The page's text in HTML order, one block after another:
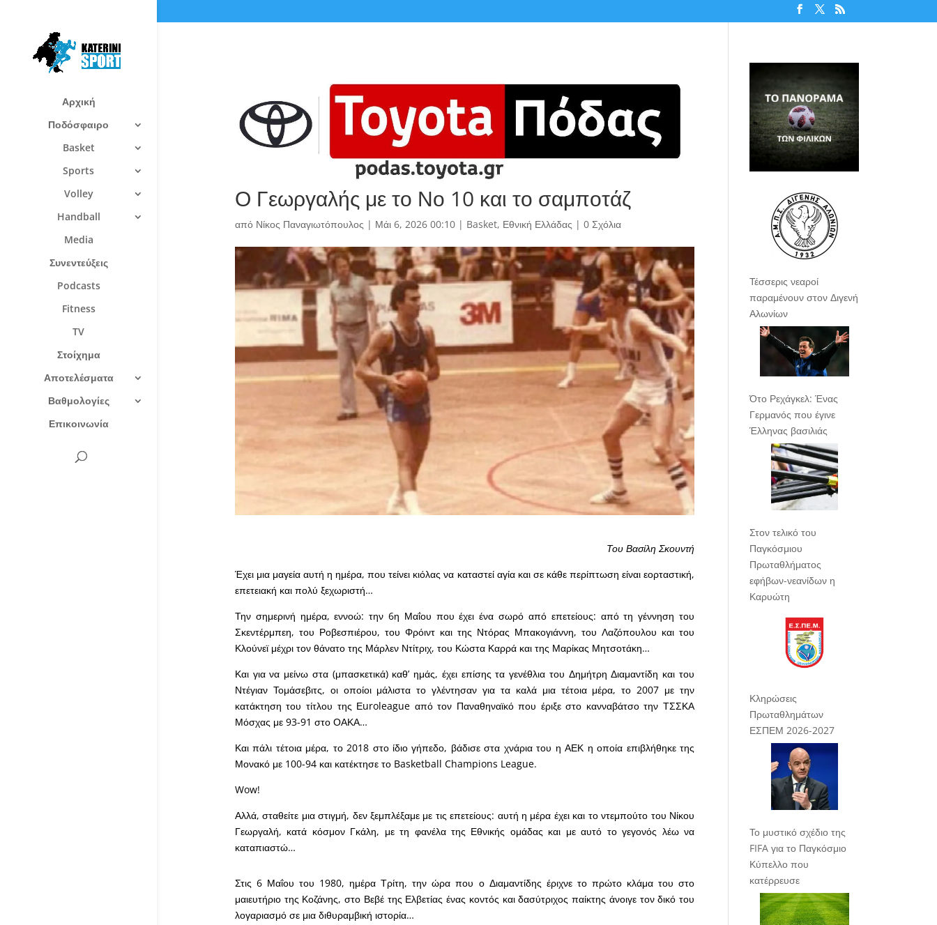
Αρχική
Ποδόσφαιρο
Basket
Sports
Volley
Handball
Media
Συνεντεύξεις
Podcasts
Fitness
TV
Στοίχημα
Αποτελέσματα
Βαθμολογίες
Επικοινωνία
Ο Γεωργαλής με το Νο 10 και το σαμποτάζ
από Νίκος Παναγιωτόπουλος | Μάι 6, 2026 00:10| Basket, Εθνική Ελλάδας | 0 Σχόλια
Του Βασίλη Σκουντή
Έχει μια μαγεία αυτή η ημέρα, που τείνει κιόλας να καταστεί αγία και σε κάθε περίπτωση είναι εορταστική,
επετειακή και πολύ ξεχωριστή…
Την σημερινή ημέρα, εννοώ: την 6η Μαΐου που έχει ένα σωρό από επετείους: από τη γέννηση του
Σκεντέρμπεη, του Ροβεσπιέρου, του Φρόιντ και της Ντόρας Μπακογιάννη, του Λαζόπουλου και του
Κλούνεϊ μέχρι τον θάνατο της Μάρλεν Ντίτριχ, του Κώστα Καρρά και της Μαρίκας Μητσοτάκη…
Και για να μείνω στα (μπασκετικά) καθ’ ημάς, έχει επίσης τα γενέθλια του Δημήτρη Διαμαντίδη και του
Ντέγιαν Τομάσεβιτς, οι οποίοι μάλιστα το γλέντησαν για τα καλά μια τέτοια μέρα, το 2007 με την
κατάκτηση του τίτλου της Εuroleague από τον Παναθηναϊκό που έριξε στο κανναβάτσο την ΤΣΣΚΑ
Μόσχας με 93-91 στο ΟΑΚΑ…
Και πάλι τέτοια μέρα, το 2018 στο ίδιο γήπεδο, βάδισε στα χνάρια του η ΑΕΚ η οποία επιβλήθηκε της
Μονακό με 100-94 και κατέκτησε το Basketball Champions League.
Wow!
Αλλά, σταθείτε μια στιγμή, δεν ξεμπλέξαμε με τις επετείους: αυτή η μέρα έχει και το ντεμπούτο του Νίκου
Γεωργαλή, κατά κόσμον Γκάλη, με τη φανέλα της Εθνικής ομάδας και με αυτό το γεγονός λέω να
καταπιαστώ…
Στις 6 Μαΐου του 1980, ημέρα Τρίτη, την ώρα που ο Διαμαντίδης έριχνε το πρώτο κλάμα του στο
μαιευτήριο της Κοζάνης, στο Βεβέ της Ελβετίας ένας κοντός και δασύτριχος παίκτης άνοιγε τον δικό του
λογαριασμό σε μια διθυραμβική ιστορία…
Τέσσερις νεαροί
παραμένουν στον Διγενή
Αλωνίων
Ότο Ρεχάγκελ: Ένας
Γερμανός που έγινε
Έλληνας βασιλιάς
Στον τελικό του
Παγκόσμιου
Πρωταθλήματος
εφήβων-νεανίδων η
Καρυώτη
Κληρώσεις
Πρωταθλημάτων
ΕΣΠΕΜ 2026-2027
Το μυστικό σχέδιο της
FIFA για το Παγκόσμιο
Κύπελλο που
κατέρρευσε